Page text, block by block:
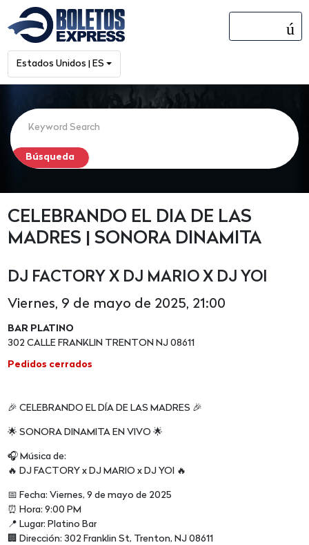
menú
Estados Unidos | ES
CELEBRANDO EL DIA DE LAS
MADRES | SONORA DINAMITA
DJ FACTORY X DJ MARIO X DJ YOI
Viernes, 9 de mayo de 2025, 21:00
BAR PLATINO
302 CALLE FRANKLIN TRENTON NJ 08611
Pedidos cerrados
🎉 CELEBRANDO EL DÍA DE LAS MADRES 🎉
🌟 SONORA DINAMITA EN VIVO 🌟
🎧 Música de:
🔥 DJ FACTORY x DJ MARIO x DJ YOI 🔥
📅 Fecha: Viernes, 9 de mayo de 2025
⏰ Hora: 9:00 PM
📍 Lugar: Platino Bar
🏢 Dirección: 302 Franklin St, Trenton, NJ 08611